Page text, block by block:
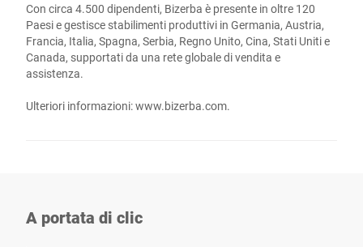
Con circa 4.500 dipendenti, Bizerba è presente in oltre 120
Paesi e gestisce stabilimenti produttivi in Germania, Austria,
Francia, Italia, Spagna, Serbia, Regno Unito, Cina, Stati Uniti e
Canada, supportati da una rete globale di vendita e
assistenza.
Ulteriori informazioni:www.bizerba.com.
A portata di clic